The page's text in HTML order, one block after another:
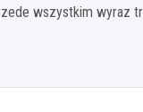
wszystkim wyraz